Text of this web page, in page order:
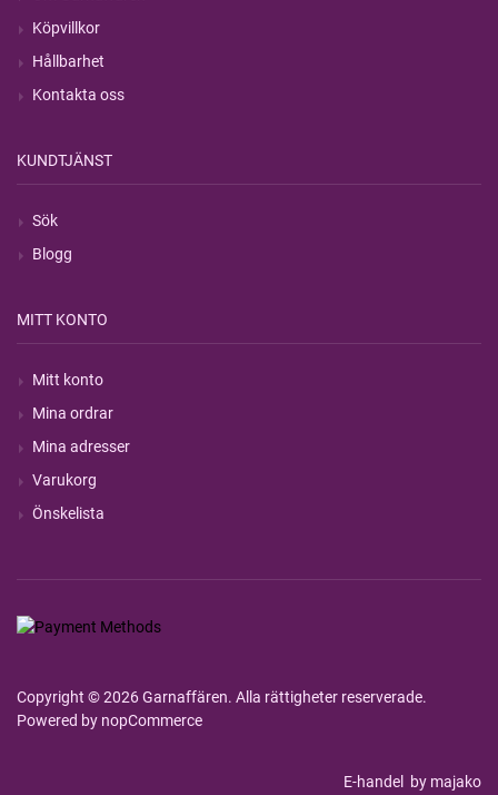
Köpvillkor
Hållbarhet
Kontakta oss
KUNDTJÄNST
Sök
Blogg
MITT KONTO
Mitt konto
Mina ordrar
Mina adresser
Varukorg
Önskelista
Copyright © 2026 Garnaffären. Alla rättigheter reserverade.
Powered by nopCommerce
E-handel by majako